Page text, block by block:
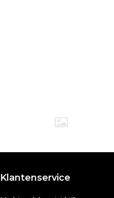
Klantenservice